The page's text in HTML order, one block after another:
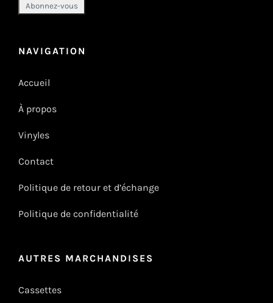
NAVIGATION
Accueil
À propos
Vinyles
Contact
Politique de retour et d’échange
Politique de confidentialité
AUTRES MARCHANDISES
Cassettes